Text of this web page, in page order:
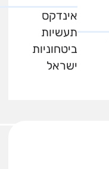
אינדקס
תעשיות
ביטחוניות
ישראל